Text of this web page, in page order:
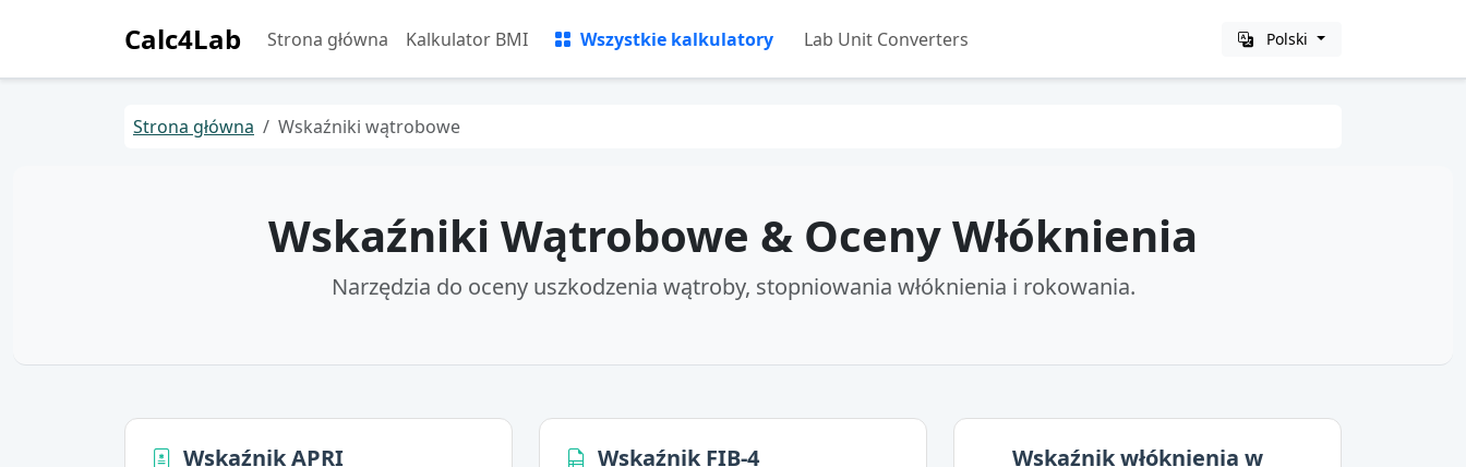
Calc4Lab Polski
Strona główna Kalkulator BMI Wszystkie kalkulatory Lab Unit Converters
Strona główna Wskaźniki wątrobowe
Wskaźniki Wątrobowe & Oceny Włóknienia
Narzędzia do oceny uszkodzenia wątroby, stopniowania włóknienia i rokowania.
Wskaźnik APRI Wskaźnik FIB-4
Wskaźnik włóknienia w